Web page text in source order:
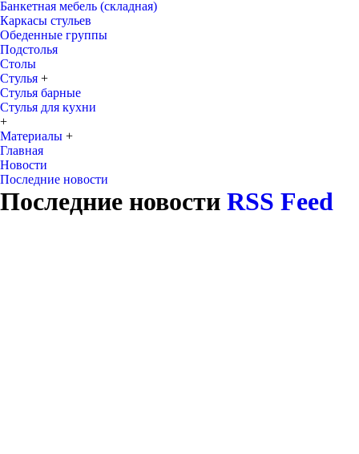
Банкетная мебель (складная)
Каркасы стульев
Обеденные группы
Подстолья
Столы
Стулья +
Стулья барные
Стулья для кухни
+
Материалы +
Главная
Новости
Последние новости
Последние новости RSS Feed